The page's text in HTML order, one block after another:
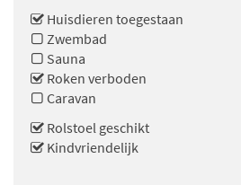
Huisdieren toegestaan
Zwembad
Sauna
Roken verboden
Caravan
Rolstoel geschikt
Kindvriendelijk